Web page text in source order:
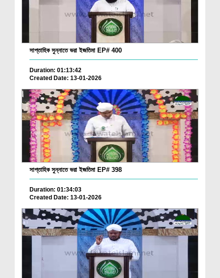
সাপ্তাহিক সুন্নাতে ভরা ইজতিমা EP# 400
Duration: 01:13:42
Created Date: 13-01-2026
সাপ্তাহিক সুন্নাতে ভরা ইজতিমা EP# 398
Duration: 01:34:03
Created Date: 13-01-2026